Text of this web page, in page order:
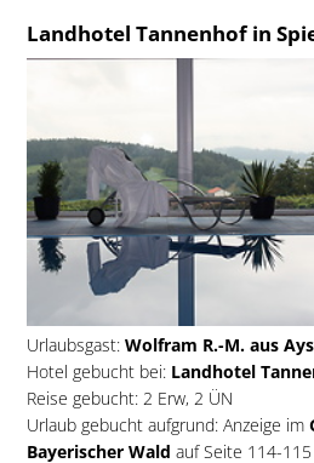
Landhotel Tannenhof in
Urlaubsgast: Wolfram R.-M. aus
Hotel gebucht bei: Landhotel
Reise gebucht: 2 Erw, 2 ÜN
Urlaub gebucht aufgrund: Anzeige im
Bayerischer Wald auf Seite 114-115